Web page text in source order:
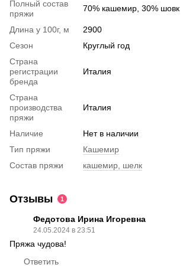
Полный состав
пряжи
70% кашемир, 30% шовк
Длина у 100г, м
2900
Сезон
Круглый год
Страна
регистрации
бренда
Италия
Страна
производства
пряжи
Италия
Наличие
Нет в наличии
Тип пряжи
Кашемир
Состав пряжи
кашемир, шелк
Отзывы 1
Федотова Ирина Игоревна
24.05.2024 в 23:51
Пряжа чудова!
Ответить